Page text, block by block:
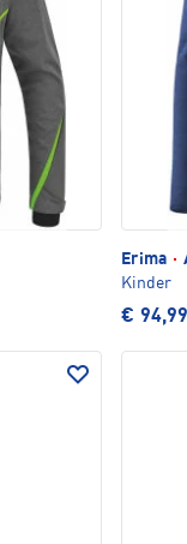
Erima ·
Kinder
€ 94,99